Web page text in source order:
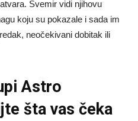
Svemir vidi njihovu
koju su pokazale i sada im
neočekivani dobitak ili
Astro
šta vas čeka